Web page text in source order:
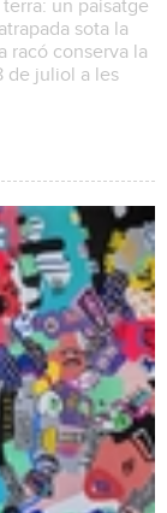
un paisatge
sota la
racó conserva la
de juliol a les